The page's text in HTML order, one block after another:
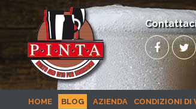
HOME BLOG AZIENDA CONDIZIONI DI